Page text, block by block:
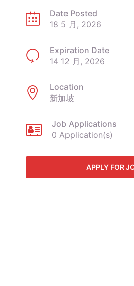
Date Posted
18 5 月, 2026
Expiration Date
14 12 月, 2026
Location
新加坡
Job Applications
0 Application(s)
APPLY FOR